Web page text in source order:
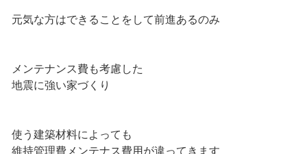
元気な方はできることをして前進あるのみ
メンテナンス費も考慮した
地震に強い家づくり
使う建築材料によっても
維持管理費メンテナス費用が違ってきます